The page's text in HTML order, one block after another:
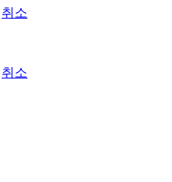
취소
취소